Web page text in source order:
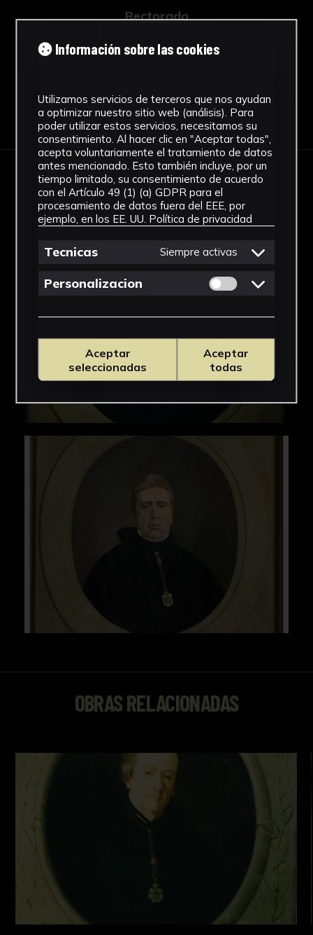
Rectorado
Descargar Ficha
IMÁGENES
OBRAS RELACIONADAS
Información sobre las cookies
Utilizamos servicios de terceros que nos ayudan
a optimizar nuestro sitio web (análisis). Para
poder utilizar estos servicios, necesitamos su
consentimiento. Al hacer clic en "Aceptar todas",
acepta voluntariamente el tratamiento de datos
antes mencionado. Esto también incluye, por un
tiempo limitado, su consentimiento de acuerdo
con el Artículo 49 (1) (a) GDPR para el
procesamiento de datos fuera del EEE, por
ejemplo, en los EE. UU. Política de privacidad
Tecnicas Siempre activas
Personalizacion Permitir cookies
Aceptar
seleccionadas
Aceptar
todas